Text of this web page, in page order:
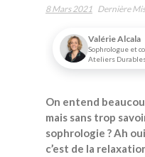
8 Mars 2021 Dernière
Valérie Alcala
Sophrologue et
Ateliers
On entend
mais sans trop
sophrologie ? Ah
c’est de la